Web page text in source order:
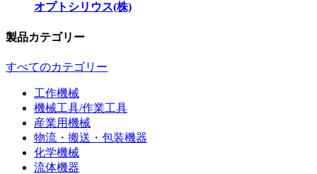
オプトシリウス(株)
製品カテゴリー
すべてのカテゴリー
工作機械
機械工具/作業工具
産業用機械
物流・搬送・包装機器
化学機械
流体機器